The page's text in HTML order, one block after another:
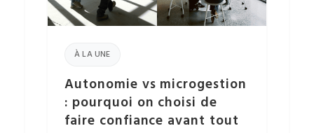
À LA UNE
Autonomie vs microgestion
: pourquoi on choisi de
faire confiance avant tout